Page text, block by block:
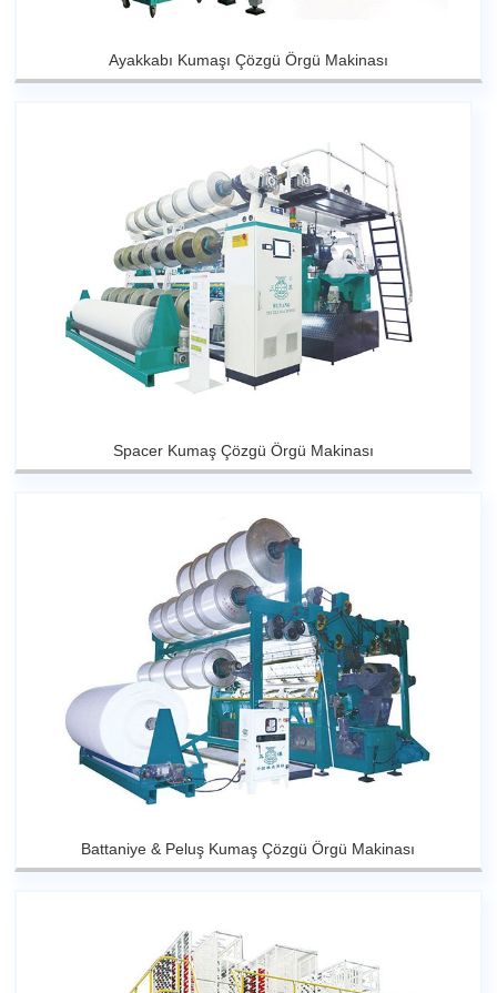
Ayakkabı Kumaşı Çözgü Örgü Makinası
Spacer Kumaş Çözgü Örgü Makinası
Battaniye & Peluş Kumaş Çözgü Örgü Makinası